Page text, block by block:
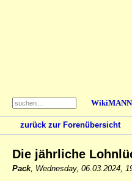
zurück zur Forenübersicht
Die jährliche
Pack, Wednesday, 06.03.2024,